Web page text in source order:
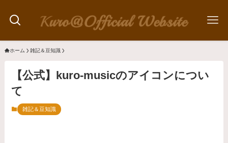
ホーム 雑記＆豆知識
【公式】kuro-musicのアイコンについ
て
雑記＆豆知識